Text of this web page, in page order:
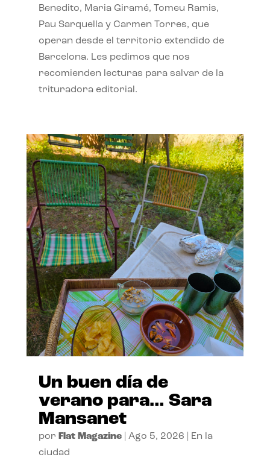
Benedito, Maria Giramé, Tomeu Ramis,
Pau Sarquella y Carmen Torres, que
operan desde el territorio extendido de
Barcelona. Les pedimos que nos
recomienden lecturas para salvar de la
trituradora editorial.
Un buen día de
verano para… Sara
Mansanet
por Flat Magazine| Ago 5, 2026
En la
ciudad